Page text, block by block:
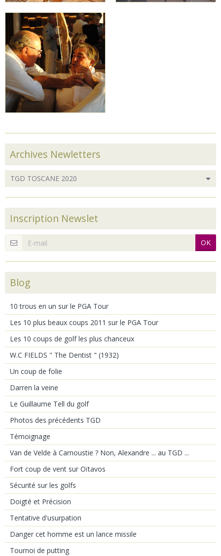
Archives Newletters
Inscription Newslet
OK
Blog
10 trous en un sur le PGA Tour
Les 10 plus beaux coups 2011 sur le PGA Tour
Les 10 coups de golf les plus chanceux
W.C FIELDS " The Dentist " (1932)
Un coup de folie
Darren la veine
Le Guillaume Tell du golf
Photos des précédents TGD
Témoignage
Van de Velde à Carnoustie ? Non, Alexandre ... au TGD ...
Fort coup de vent sur Oïtavos
Sécurité sur les golfs
Doigté et Précision
Tentative d'usurpation
Danger cet homme est un lance missile
Tournoi de putting